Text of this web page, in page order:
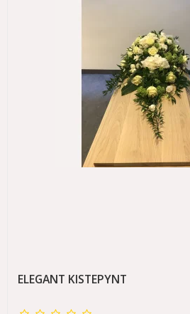
ELEGANT KISTEPYNT